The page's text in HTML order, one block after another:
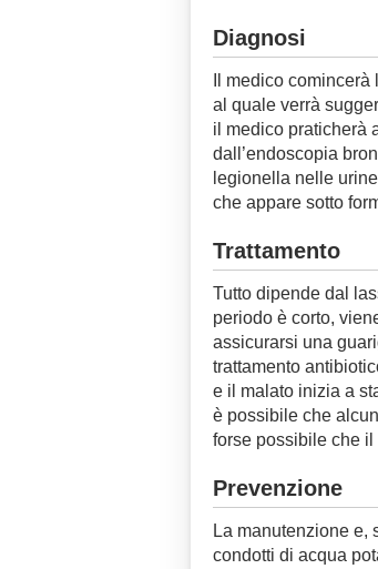
Diagnosi
Il medico
al quale verrà
il medico praticherà
dall’endoscopia
legionella nelle
che appare sotto
Trattamento
Tutto dipende dal
periodo è corto,
assicurarsi una
trattamento
e il malato inizia a
è possibile che
forse possibile che il
Prevenzione
La manutenzione e,
condotti di acqua